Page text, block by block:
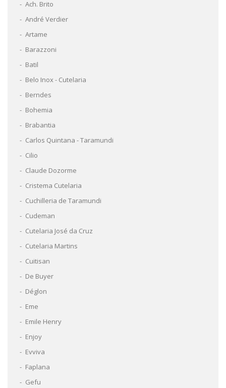
Ach. Brito
André Verdier
Artame
Barazzoni
Batil
Belo Inox - Cutelaria
Berndes
Bohemia
Brabantia
Carlos Quintana - Taramundi
Cilio
Claude Dozorme
Cristema Cutelaria
Cuchilleria de Taramundi
Cudeman
Cutelaria José da Cruz
Cutelaria Martins
Cuitisan
De Buyer
Déglon
Eme
Emile Henry
Enjoy
Evviva
Faplana
Gefu